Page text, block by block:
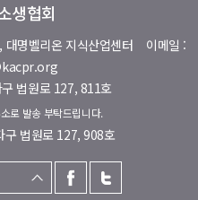
생협회
대명벨리온 지식산업센터 이메일 :
법원로 127, 811호
로 발송 부탁드립니다.
구 법원로 127, 908호